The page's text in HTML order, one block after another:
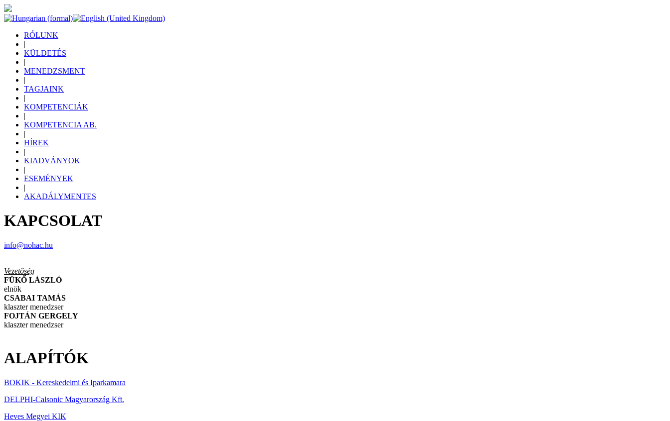
RÓLUNK
|
KÜLDETÉS
|
MENEDZSMENT
|
TAGJAINK
|
KOMPETENCIÁK
|
KOMPETENCIA AB.
|
HÍREK
|
KIADVÁNYOK
|
ESEMÉNYEK
|
AKADÁLYMENTES
KAPCSOLAT
info@nohac.hu
Vezetőség
FÜKŐ LÁSZLÓ
elnök
CSABAI TAMÁS
klaszter menedzser
FOJTÁN GERGELY
klaszter menedzser
ALAPÍTÓK
BOKIK - Kereskedelmi és Iparkamara
DELPHI-Calsonic Magyarország Kft.
Heves Megyei KIK